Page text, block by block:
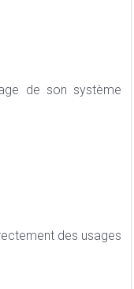
de son système
des usages